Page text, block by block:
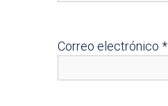
Correo electrónico*